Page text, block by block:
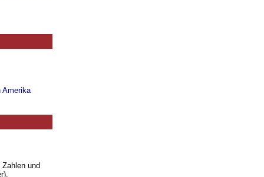
Amerika
Zahlen und